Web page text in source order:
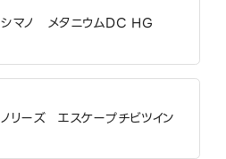
シマノ メタニウムDC HG
ノリーズ エスケープチビツイン